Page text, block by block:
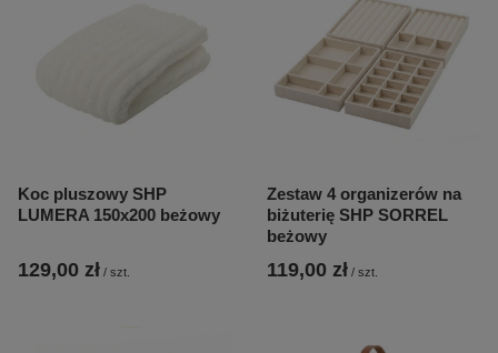
Koc pluszowy SHP
LUMERA 150x200 beżowy
129,00 zł / szt.
Zestaw 4 organizerów na
biżuterię SHP SORREL
beżowy
119,00 zł / szt.